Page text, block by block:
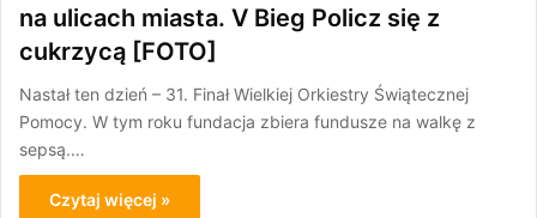
na ulicach miasta. V Bieg Policz się z
cukrzycą [FOTO]
Nastał ten dzień – 31. Finał Wielkiej Orkiestry Świątecznej
Pomocy. W tym roku fundacja zbiera fundusze na walkę z
sepsą.…
Czytaj więcej »